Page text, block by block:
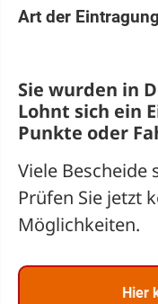
Art der
Sie wurden in
Lohnt sich ein
Punkte oder
Viele Bescheide
Prüfen Sie jetzt
Möglichkeiten.
Hier